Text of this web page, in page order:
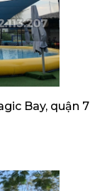
Bay, quận 7